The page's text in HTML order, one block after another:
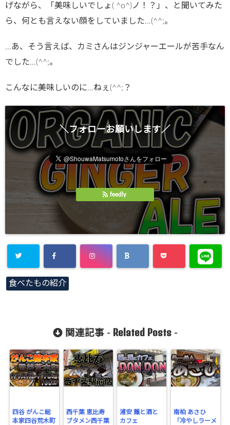
げながら、「美味しいでしょ( ^o^)ノ！？」、と聞いてみた
ら、何とも言えない顔をしていました…(^^;。
…あ、そう言えば、カミさんはジンジャーエールが苦手なん
でした…(^^;。
こんなに美味しいのに…ねぇ(^^;？
＼フォローお願いします／
feedly
Undefined
matsu/gero-
matsu.net/p
content/plu
食べたもの紹介
関連記事 - Related Posts-
四谷 がんこ総
本家四谷荒木町
西千葉 恵比寿
ブタメン西千葉
浦安 麺と酒と
カフェ
南柏 あさひ
「冷やしラーメ